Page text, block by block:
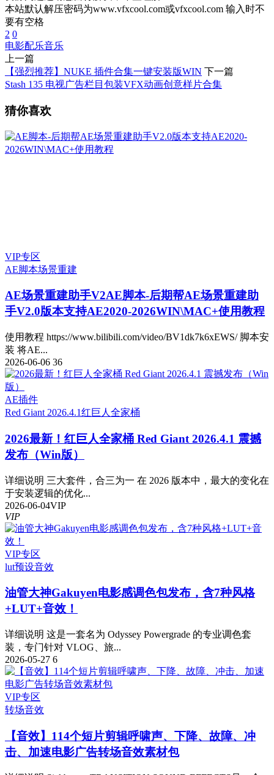
本站默认解压密码为www.vfxcool.com或vfxcool.com 输入时不
要有空格
2 0
电影配乐音乐
上一篇
【强烈推荐】NUKE 插件合集一键安装版WIN 下一篇
Stash 135 电视广告栏目包装VFX动画创意样片合集
猜你喜欢
VIP专区
AE脚本场景重建
AE场景重建助手V2AE脚本-后期帮AE场景重建助
手V2.0版本支持AE2020-2026WIN\MAC+使用教程
使用教程 https://www.bilibili.com/video/BV1dk7k6xEWS/ 脚本安
装 将AE...
2026-06-06 36
AE插件
Red Giant 2026.4.1红巨人全家桶
2026最新！红巨人全家桶 Red Giant 2026.4.1 震撼
发布（Win版）
详细说明 三大套件，合三为一 在 2026 版本中，最大的变化在
于安装逻辑的优化...
2026-06-04VIP
VIP
VIP专区
lut预设音效
油管大神Gakuyen电影感调色包发布，含7种风格
+LUT+音效！
详细说明 这是一套名为 Odyssey Powergrade 的专业调色套
装，专门针对 VLOG、旅...
2026-05-27 6
VIP专区
转场音效
【音效】114个短片剪辑呼啸声、下降、故障、冲
击、加速电影广告转场音效素材包